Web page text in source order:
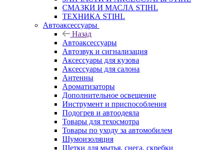
СМАЗКИ И МАСЛА STIHL
ТЕХНИКА STIHL
Автоаксессуары
Назад
Автоаксессуары
Автозвук и сигнализация
Аксессуары для кузова
Аксессуары для салона
Антенны
Ароматизаторы
Дополнительное освещение
Инструмент и приспособления
Подогрев и автоодеяла
Товары для техосмотра
Товары по уходу за автомобилем
Шумоизоляция
Щетки для мытья, снега, скребки